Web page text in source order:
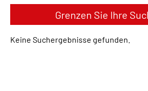
Grenzen Sie Ihre
Keine Suchergebnisse gefunden.